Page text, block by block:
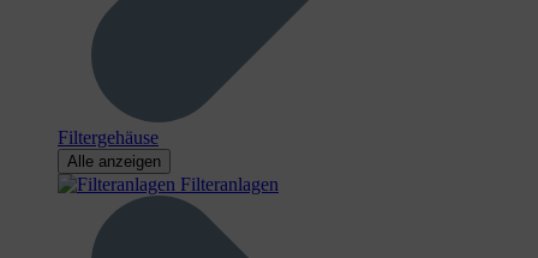
Filtergehäuse
Alle anzeigen
Filteranlagen